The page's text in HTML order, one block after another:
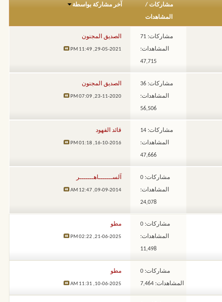
مشاركات /
المشاهدات
آخر مشاركة بواسطة
مشاركات: 71
المشاهدات:
47,715
الصديق المجنون
29-05-2021,
11:49 PM
مشاركات: 36
المشاهدات:
56,506
الصديق المجنون
23-11-2020,
07:09 PM
مشاركات: 14
المشاهدات:
47,666
قائد الفهود
16-10-2016,
01:18 PM
مشاركات: 0
المشاهدات:
24,078
آلســـــــاهـــــــر
09-09-2014,
12:47 AM
مشاركات: 0
المشاهدات:
11,498
مطو
21-06-2025,
02:22 PM
مشاركات: 0
المشاهدات: 7,464
مطو
10-06-2025,
11:31 AM